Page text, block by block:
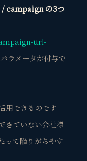
campaign の3つ
url-
ラメータが付与で
用できるのです
きていない会社様
って陥りがちやす